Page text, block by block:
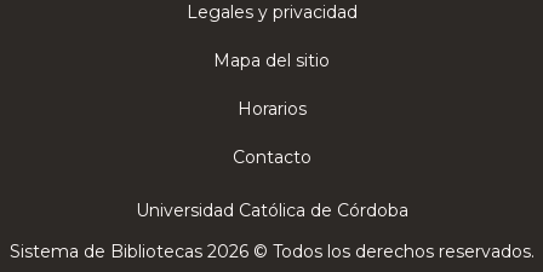
Legales y privacidad
Mapa del sitio
Horarios
Contacto
Universidad Católica de Córdoba
Sistema de Bibliotecas 2026 © Todos los derechos reservados.